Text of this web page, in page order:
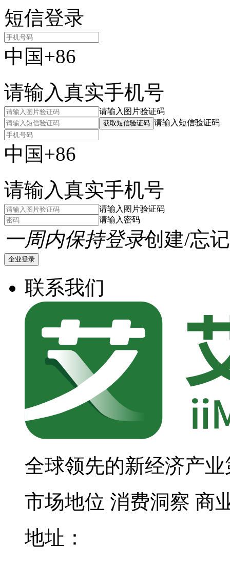
短信登录
中国+86
请输入真实手机号
请输入图片验证码
获取短信验证码 请输入短信验证码
中国+86
请输入真实手机号
请输入图片验证码
请输入密码
一周内保持登录创建/忘
企业登录
联系我们
全球领先的新经济产
市场地位 消费洞察 商
地址：